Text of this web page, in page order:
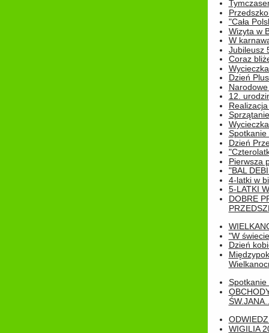
"Cała
Wizyta w
W
Jubileusz
Coraz
Dzień
12.
Spotkanie
Dzień
Pierwsza
"BAL
4-latki w
5-LATKI
DOBRE
"W
Dzień
Spotkanie
WIGILIA